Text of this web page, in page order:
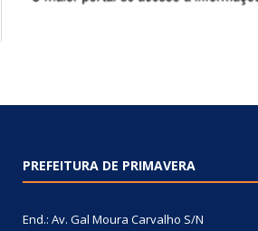
PREFEITURA DE PRIMAVERA
End.: Av. Gal Moura Carvalho S/N